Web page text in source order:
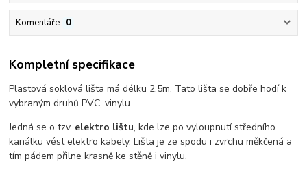
Komentáře 0
Kompletní specifikace
Plastová soklová lišta má délku 2,5m. Tato lišta se dobře hodí k
vybraným druhů PVC, vinylu.
Jedná se o tzv. elektro lištu, kde lze po vyloupnutí středního
kanálku vést elektro kabely. Lišta je ze spodu i zvrchu měkčená a
tím pádem přilne krasně ke stěně i vinylu.